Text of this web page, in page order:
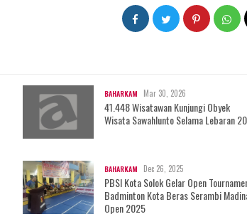
BAHARKAM Mar 30, 2026
41.448 Wisatawan Kunjungi Obyek
Wisata Sawahlunto Selama Lebaran
BAHARKAM Dec 26, 2025
PBSI Kota Solok Gelar Open
Badminton Kota Beras Serambi
Open 2025